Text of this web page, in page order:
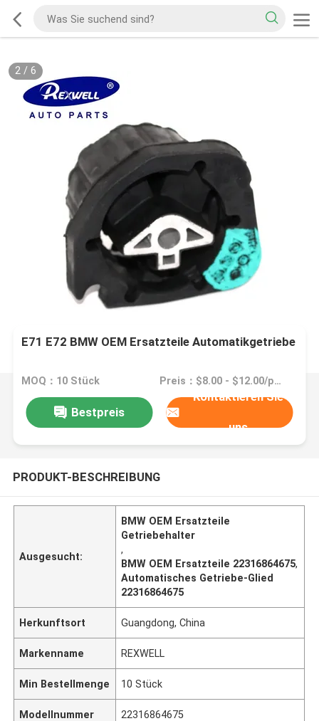
2/ 6
E71 E72 BMW OEM Ersatzteile Automatikgetriebe
MOQ：10 Stück Preis：$8.00 - $12.00/pieces
Bestpreis
Kontaktieren Sie
uns
PRODUKT-BESCHREIBUNG
Ausgesucht:
BMW OEM Ersatzteile
Getriebehalter
,
BMW OEM Ersatzteile 22316864675,
Automatisches Getriebe-Glied
22316864675
Herkunftsort Guangdong, China
Markenname REXWELL
Min Bestellmenge 10 Stück
Modellnummer 22316864675